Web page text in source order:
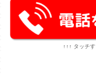
↑↑↑ タッチ